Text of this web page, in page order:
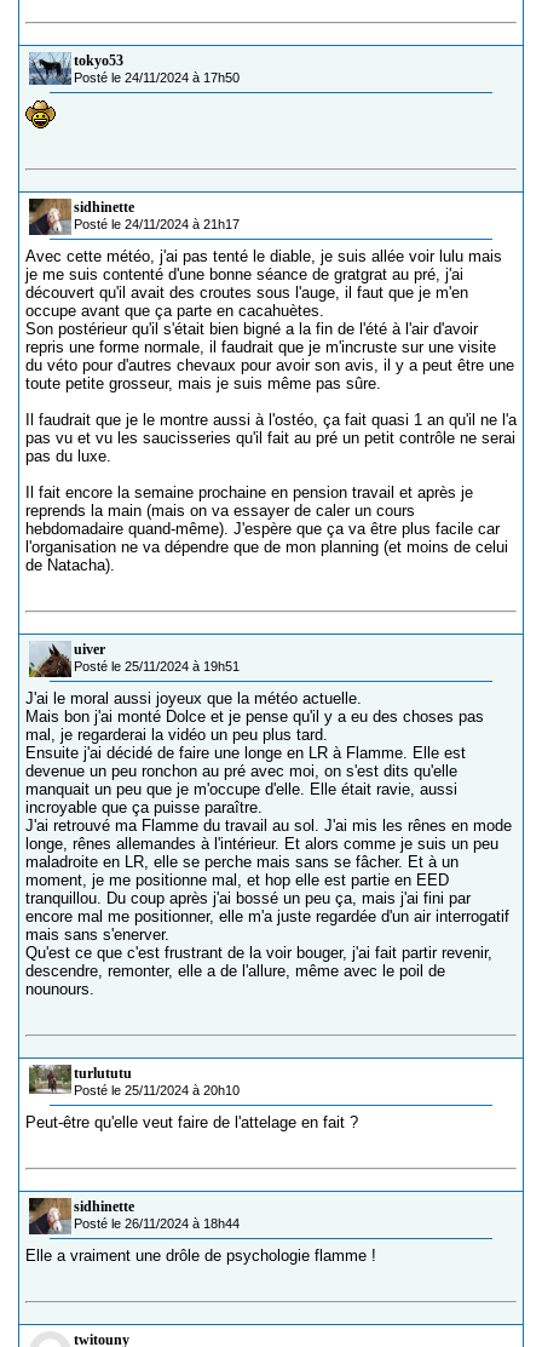
tokyo53
Posté le 24/11/2024 à 17h50
sidhinette
Posté le 24/11/2024 à 21h17
Avec cette météo, j'ai pas tenté le diable, je suis allée voir lulu mais
je me suis contenté d'une bonne séance de gratgrat au pré, j'ai
découvert qu'il avait des croutes sous l'auge, il faut que je m'en
occupe avant que ça parte en cacahuètes.
Son postérieur qu'il s'était bien bigné a la fin de l'été à l'air d'avoir
repris une forme normale, il faudrait que je m'incruste sur une visite
du véto pour d'autres chevaux pour avoir son avis, il y a peut être une
toute petite grosseur, mais je suis même pas sûre.
Il faudrait que je le montre aussi à l'ostéo, ça fait quasi 1 an qu'il ne l'a
pas vu et vu les saucisseries qu'il fait au pré un petit contrôle ne serai
pas du luxe.
Il fait encore la semaine prochaine en pension travail et après je
reprends la main (mais on va essayer de caler un cours
hebdomadaire quand-même). J'espère que ça va être plus facile car
l'organisation ne va dépendre que de mon planning (et moins de celui
de Natacha).
uiver
Posté le 25/11/2024 à 19h51
J'ai le moral aussi joyeux que la météo actuelle.
Mais bon j'ai monté Dolce et je pense qu'il y a eu des choses pas
mal, je regarderai la vidéo un peu plus tard.
Ensuite j'ai décidé de faire une longe en LR à Flamme. Elle est
devenue un peu ronchon au pré avec moi, on s'est dits qu'elle
manquait un peu que je m'occupe d'elle. Elle était ravie, aussi
incroyable que ça puisse paraître.
J'ai retrouvé ma Flamme du travail au sol. J'ai mis les rênes en mode
longe, rênes allemandes à l'intérieur. Et alors comme je suis un peu
maladroite en LR, elle se perche mais sans se fâcher. Et à un
moment, je me positionne mal, et hop elle est partie en EED
tranquillou. Du coup après j'ai bossé un peu ça, mais j'ai fini par
encore mal me positionner, elle m'a juste regardée d'un air interrogatif
mais sans s'enerver.
Qu'est ce que c'est frustrant de la voir bouger, j'ai fait partir revenir,
descendre, remonter, elle a de l'allure, même avec le poil de
nounours.
turlututu
Posté le 25/11/2024 à 20h10
Peut-être qu'elle veut faire de l'attelage en fait ?
sidhinette
Posté le 26/11/2024 à 18h44
Elle a vraiment une drôle de psychologie flamme !
twitouny